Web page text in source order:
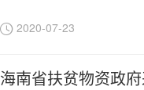
2020-07-23
海南省扶贫物资政